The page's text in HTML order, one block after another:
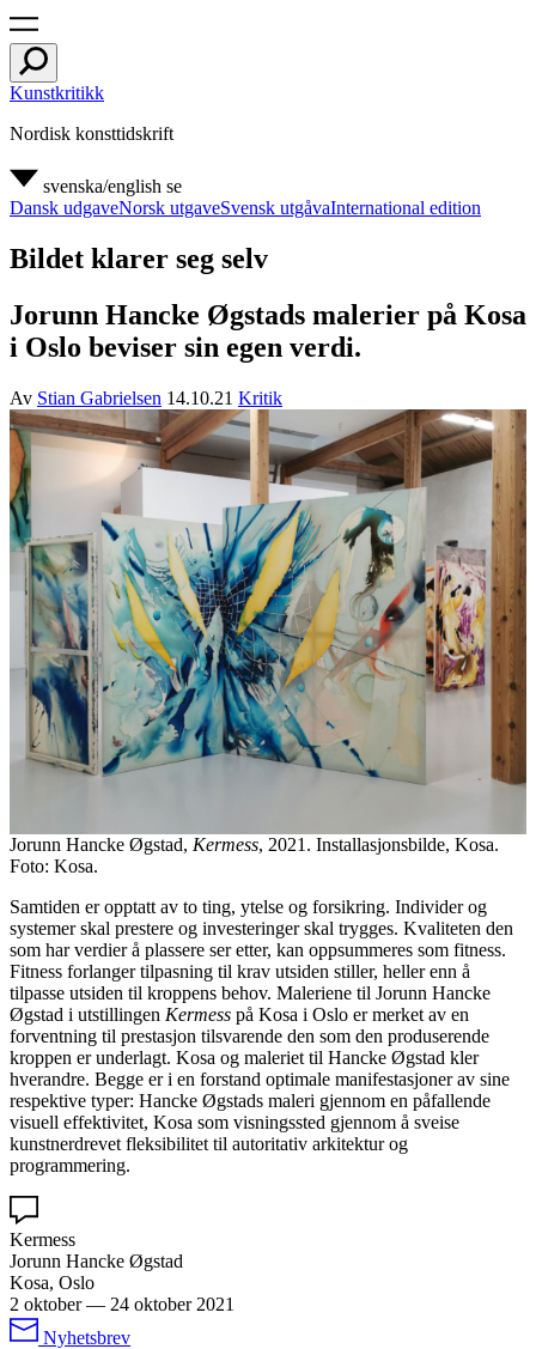
Kunstkritikk
Nordisk konsttidskrift
svenska/english se
Dansk udgaveNorsk utgaveSvensk utgåvaInternational edition
Bildet klarer seg selv
Jorunn Hancke Øgstads malerier på Kosa
i Oslo beviser sin egen verdi.
Av Stian Gabrielsen 14.10.21 Kritik
Jorunn Hancke Øgstad, Kermess, 2021. Installasjonsbilde, Kosa.
Foto: Kosa.
Samtiden er opptatt av to ting, ytelse og forsikring. Individer og
systemer skal prestere og investeringer skal trygges. Kvaliteten den
som har verdier å plassere ser etter, kan oppsummeres som fitness.
Fitness forlanger tilpasning til krav utsiden stiller, heller enn å
tilpasse utsiden til kroppens behov. Maleriene til Jorunn Hancke
Øgstad i utstillingen Kermess på Kosa i Oslo er merket av en
forventning til prestasjon tilsvarende den som den produserende
kroppen er underlagt. Kosa og maleriet til Hancke Øgstad kler
hverandre. Begge er i en forstand optimale manifestasjoner av sine
respektive typer: Hancke Øgstads maleri gjennom en påfallende
visuell effektivitet, Kosa som visningssted gjennom å sveise
kunstnerdrevet fleksibilitet til autoritativ arkitektur og
programmering.
Kermess
Jorunn Hancke Øgstad
Kosa, Oslo
2 oktober— 24 oktober 2021
Nyhetsbrev